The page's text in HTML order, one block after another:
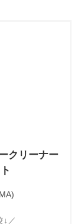
クリーナー